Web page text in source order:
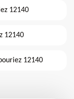
12140
12140
12140